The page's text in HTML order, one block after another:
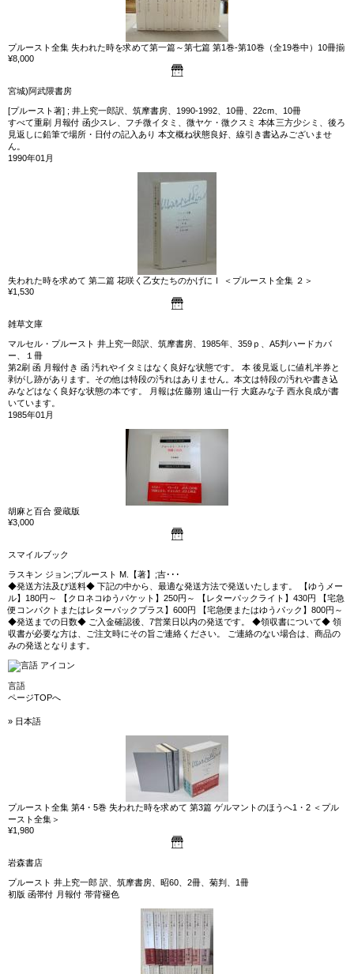
プルースト全集 失われた時を求めて第一篇～第七篇 第1巻-第10巻（全19巻中）10冊揃
¥8,000
宮城)阿武隈書房
[プルースト著] ; 井上究一郎訳、筑摩書房、1990-1992、10冊、22cm、10冊
すべて重刷 月報付 函少スレ、フチ微イタミ、微ヤケ・微クスミ 本体三方少シミ、後ろ
見返しに鉛筆で場所・日付の記入あり 本文概ね状態良好、線引き書込みございませ
ん。
1990年01月
失われた時を求めて 第二篇 花咲く乙女たちのかげにⅠ ＜プルースト全集 ２＞
¥1,530
雑草文庫
マルセル・プルースト 井上究一郎訳、筑摩書房、1985年、359ｐ、A5判ハードカバ
ー、１冊
第2刷 函 月報付き 函 汚れやイタミはなく良好な状態です。 本 後見返しに値札半券と
剥がし跡があります。その他は特段の汚れはありません。本文は特段の汚れや書き込
みなどはなく良好な状態の本です。 月報は佐藤朔 遠山一行 大庭みな子 西永良成が書
いています。
1985年01月
胡麻と百合 愛蔵版
¥3,000
スマイルブック
ラスキン ジョン;プルースト M.【著】;吉･･･
◆発送方法及び送料◆ 下記の中から、最適な発送方法で発送いたします。 【ゆうメー
ル】180円～ 【クロネコゆうパケット】250円～ 【レターパックライト】430円 【宅急
便コンパクトまたはレターパックプラス】600円 【宅急便またはゆうパック】800円～
◆発送までの日数◆ ご入金確認後、7営業日以内の発送です。 ◆領収書について◆ 領
収書が必要な方は、ご注文時にその旨ご連絡ください。 ご連絡のない場合は、商品の
みの発送となります。
言語
ページTOPへ
» 日本語
プルースト全集 第4・5巻 失われた時を求めて 第3篇 ゲルマントのほうへ1・2 ＜プル
ースト全集＞
¥1,980
岩森書店
プルースト 井上究一郎 訳、筑摩書房、昭60、2冊、菊判、1冊
初版 函帯付 月報付 帯背褪色